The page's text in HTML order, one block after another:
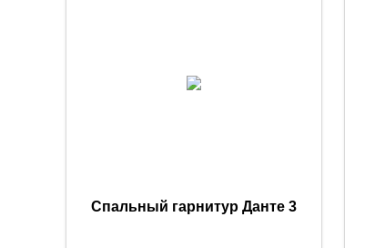
Спальный гарнитур Данте 3